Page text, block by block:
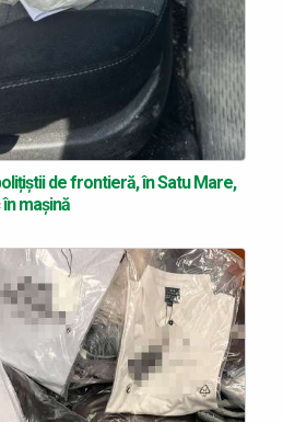
de frontieră, în Satu Mare,
mașină